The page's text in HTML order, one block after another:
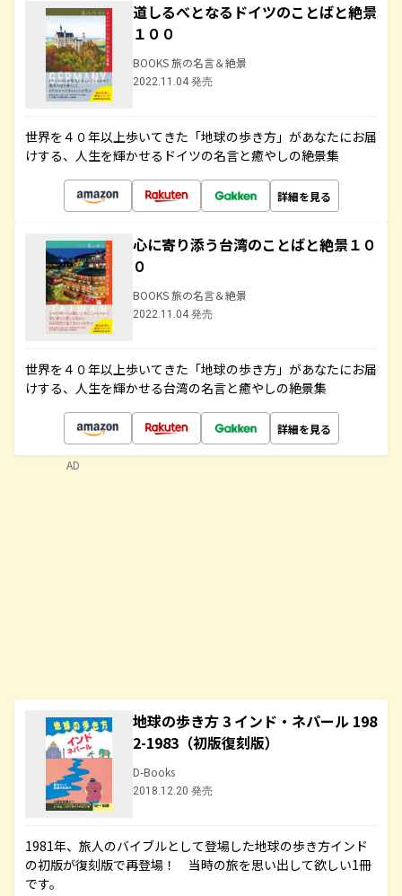
道しるべとなるドイツのことばと絶景
１００
BOOKS 旅の名言＆絶景
2022.11.04 発売
世界を４０年以上歩いてきた「地球の歩き方」があなたにお届
けする、人生を輝かせるドイツの名言と癒やしの絶景集
詳細を見る
心に寄り添う台湾のことばと絶景１０
０
BOOKS 旅の名言＆絶景
2022.11.04 発売
世界を４０年以上歩いてきた「地球の歩き方」があなたにお届
けする、人生を輝かせる台湾の名言と癒やしの絶景集
詳細を見る
地球の歩き方 3 インド・ネパール 198
2-1983（初版復刻版）
D-Books
2018.12.20 発売
1981年、旅人のバイブルとして登場した地球の歩き方インド
の初版が復刻版で再登場！ 当時の旅を思い出して欲しい1冊
です。
AD